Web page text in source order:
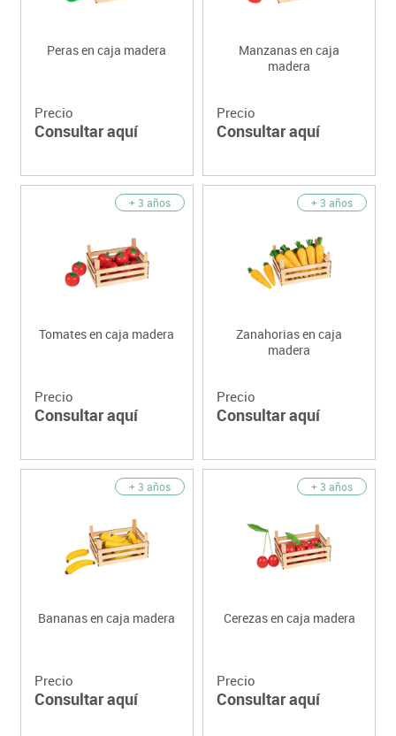
Peras en caja madera
Precio
Consultar aquí
Manzanas en caja
madera
Precio
Consultar aquí
+ 3 años
Tomates en caja madera
Precio
Consultar aquí
+ 3 años
Zanahorias en caja
madera
Precio
Consultar aquí
+ 3 años
Bananas en caja madera
Precio
Consultar aquí
+ 3 años
Cerezas en caja madera
Precio
Consultar aquí